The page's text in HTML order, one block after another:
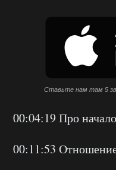
Ставьте нам там 5
00:04:19 Про
00:11:53